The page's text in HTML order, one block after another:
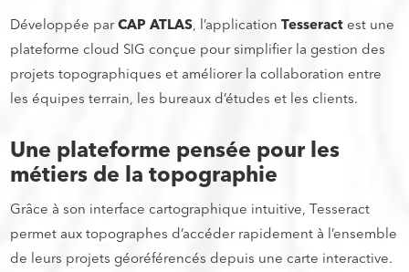
Développée parCAP ATLAS, l’applicationTesseractest une
plateforme cloud SIG conçue pour simplifier la gestion des
projets topographiques et améliorer la collaboration entre
les équipes terrain, les bureaux d’études et les clients.
Une plateforme pensée pour les
métiers de la topographie
Grâce à son interface cartographique intuitive, Tesseract
permet aux topographes d’accéder rapidement à l’ensemble
de leurs projets géoréférencés depuis une carte interactive.